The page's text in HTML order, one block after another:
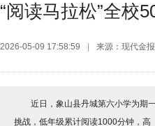
“阅读马拉松”全校
2026-05-09 17:58:59 来源：现代金报
近日，象山县丹城第六小学为期
挑战，低年级累计阅读1000分钟，高